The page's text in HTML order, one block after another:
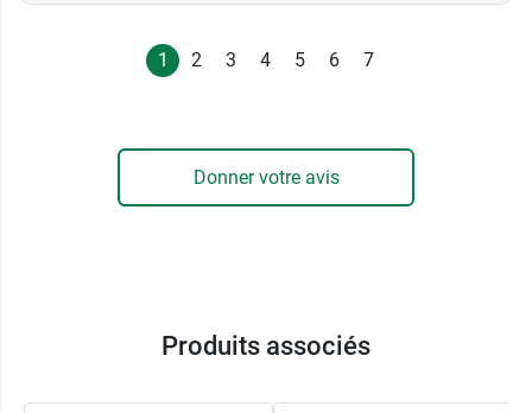
1 2 3 4 5 6 7
Donner votre avis
Produits associés